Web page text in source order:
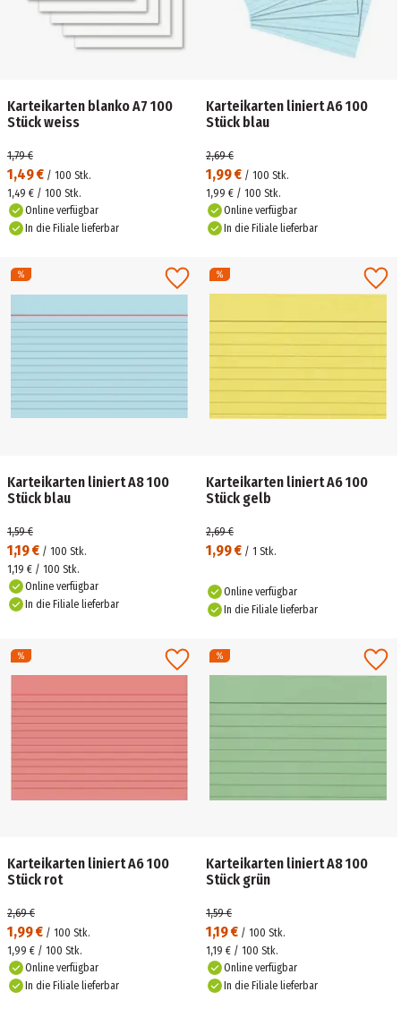
Karteikarten blanko A7 100
Stück weiss
1,49 € / 100 Stk.
1,79 €
1,49 € / 100 Stk.
Online verfügbar
In die Filiale lieferbar
Karteikarten liniert A6 100
Stück blau
1,99 € / 100 Stk.
2,69 €
1,99 € / 100 Stk.
Online verfügbar
In die Filiale lieferbar
Karteikarten liniert A8 100
Stück blau
1,19 € / 100 Stk.
1,59 €
1,19 € / 100 Stk.
Online verfügbar
In die Filiale lieferbar
Karteikarten liniert A6 100
Stück gelb
1,99 € / 1 Stk.
2,69 €
Online verfügbar
In die Filiale lieferbar
Karteikarten liniert A6 100
Stück rot
1,99 € / 100 Stk.
2,69 €
1,99 € / 100 Stk.
Online verfügbar
In die Filiale lieferbar
Karteikarten liniert A8 100
Stück grün
1,19 € / 100 Stk.
1,59 €
1,19 € / 100 Stk.
Online verfügbar
In die Filiale lieferbar